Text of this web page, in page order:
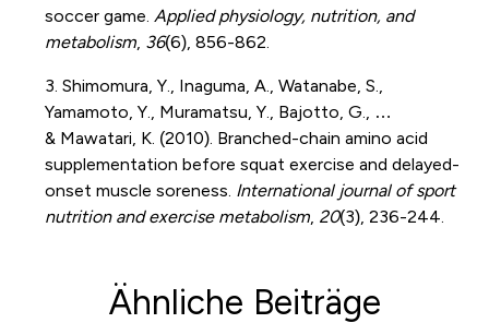
soccer game. Applied physiology, nutrition, and
metabolism, 36(6), 856-862.
3. Shimomura, Y., Inaguma , A., Watanabe, S.,
Yamamoto, Y., Muramatsu , Y., Bajotto , G., …
& Mawatari , K. (2010). Branched-chain amino acid
supplementation before squat exercise and delayed-
onset muscle soreness. International journal of sport
nutrition and exercise metabolism, 20(3), 236-244.
Ähnliche Beiträge